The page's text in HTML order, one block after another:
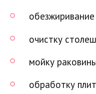
очистку
мойку
обработку